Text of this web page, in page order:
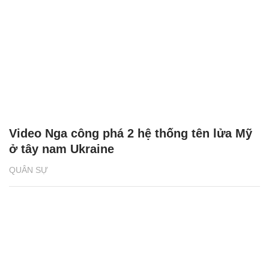
QUÂN SỰ
Video Nga công phá 2 hệ thống tên lửa Mỹ
ở tây nam Ukraine